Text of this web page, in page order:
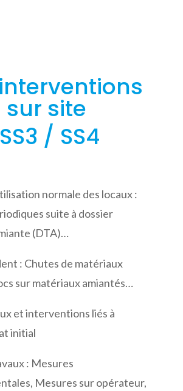
sur site
SS3 / SS4
normale des locaux :
suite à dossier
(DTA)…
: Chutes de matériaux
sur matériaux amiantés…
et interventions liés à
initial
: Mesures
Mesures sur opérateur,